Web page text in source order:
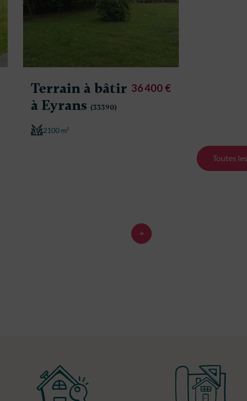
Terrain à bâtir
à Eyrans (33390)
2100 m²
36 400 €
Toutes